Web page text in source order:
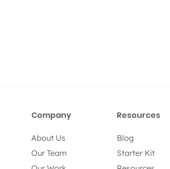
Company
About Us
Our Team
Resources
Blog
Starter Kit